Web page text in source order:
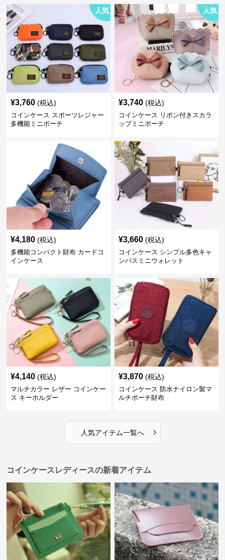
人気
¥3,760 (税込)
コインケース スポーツレジャー
多機能ミニポーチ
人気
¥3,740 (税込)
コインケース リボン付きスカラ
ップミニポーチ
¥4,180 (税込)
多機能コンパクト財布 カードコ
インケース
¥3,660 (税込)
コインケース シンプル多色キャ
ンバスミニウォレット
¥4,140 (税込)
マルチカラー レザー コインケー
ス キーホルダー
¥3,870 (税込)
コインケース 防水ナイロン製マ
ルチポーチ財布
人気アイテム一覧へ ›
コインケースレディースの新着アイテム